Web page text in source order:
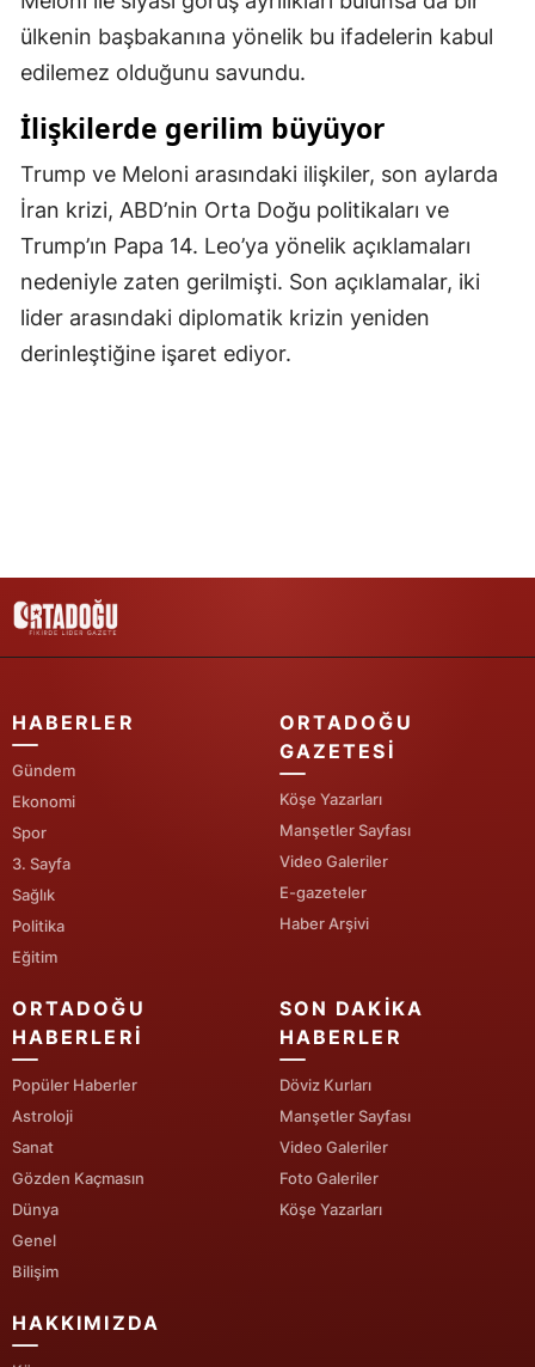
Tokat
Tunceli
Uşak
Van
Yozgat
Kırıkkale
Bartın
Ardahan
Iğdır
Karabük
Osmaniye
Düzce
ülkenin başbakanına yönelik bu ifadelerin kabul
edilemez olduğunu savundu.
İlişkilerde gerilim büyüyor
Trump ve Meloni arasındaki ilişkiler, son aylarda
İran krizi, ABD’nin Orta Doğu politikaları ve
Trump’ın Papa 14. Leo’ya yönelik açıklamaları
nedeniyle zaten gerilmişti. Son açıklamalar, iki
lider arasındaki diplomatik krizin yeniden
derinleştiğine işaret ediyor.
HABERLER
Gündem
Ekonomi
Spor
3. Sayfa
Sağlık
Politika
Eğitim
ORTADOĞU
GAZETESI
Köşe Yazarları
Manşetler Sayfası
Video Galeriler
E-gazeteler
Haber Arşivi
ORTADOĞU
HABERLERI
Popüler Haberler
Astroloji
Sanat
Gözden Kaçmasın
Dünya
Genel
Bilişim
SON DAKIKA
HABERLER
Döviz Kurları
Manşetler Sayfası
Video Galeriler
Foto Galeriler
Köşe Yazarları
HAKKIMIZDA